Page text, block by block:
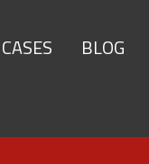
CASES BLOG